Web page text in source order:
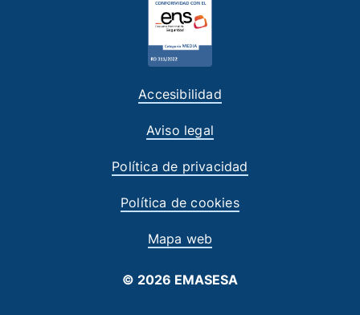
Accesibilidad
Aviso legal
Política de privacidad
Política de cookies
Mapa web
© 2026 EMASESA